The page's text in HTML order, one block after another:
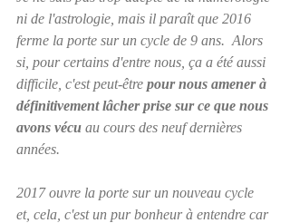
ni de l'astrologie, mais il paraît que 2016
ferme la porte sur un cycle de 9 ans.  Alors
si, pour certains d'entre nous, ça a été aussi
difficile, c'est peut-être pour nous amener à
définitivement lâcher prise sur ce que nous
avons vécu au cours des neuf dernières
années.
2017 ouvre la porte sur un nouveau cycle
et, cela, c'est un pur bonheur à entendre car